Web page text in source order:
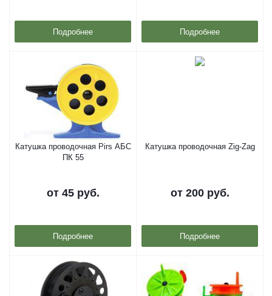
Подробнее Подробнее
Катушка проводочная Pirs АБС
ПК 55
от 45 руб.
Подробнее
Катушка проводочная Zig-Zag
от 200 руб.
Подробнее